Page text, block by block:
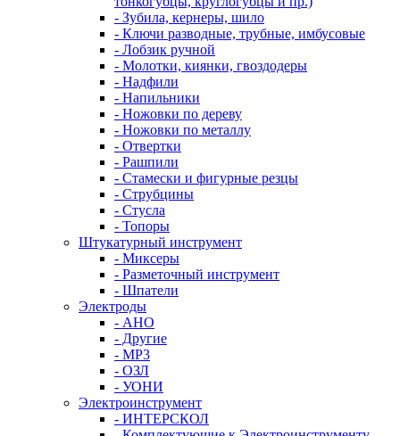
- Зубила, кернеры, шило
- Ключи разводные, трубные, имбусовые
- Лобзик ручной
- Молотки, киянки, гвоздодеры
- Надфили
- Напильники
- Ножовки по дереву
- Ножовки по металлу
- Отвертки
- Рашпили
- Стамески и фигурные резцы
- Струбцины
- Стусла
- Топоры
Штукатурный инструмент
- Миксеры
- Разметочный инструмент
- Шпатели
Электроды
- АНО
- Другие
- МР3
- ОЗЛ
- УОНИ
Электроинструмент
- ИНТЕРСКОЛ